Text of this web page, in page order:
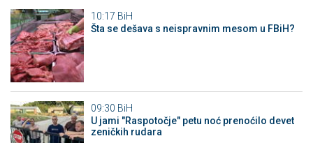
10:17 BiH
Šta se dešava s neispravnim mesom u FBiH?
09:30 BiH
U jami "Raspotočje" petu noć prenoćilo devet
zeničkih rudara